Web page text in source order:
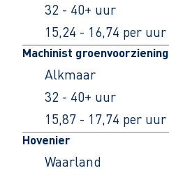
32 - 40+ uur
15,24 - 16,74 per uur
Machinist groenvoorziening
Alkmaar
32 - 40+ uur
15,87 - 17,74 per uur
Hovenier
Waarland